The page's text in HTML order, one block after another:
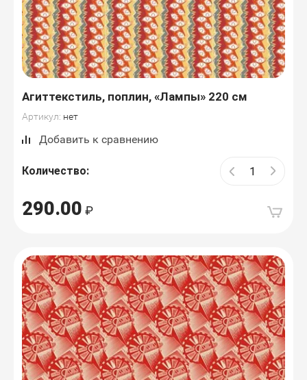
Агиттекстиль, поплин, «Лампы» 220 см
Артикул: нет
Добавить к сравнению
Количество:
290.00